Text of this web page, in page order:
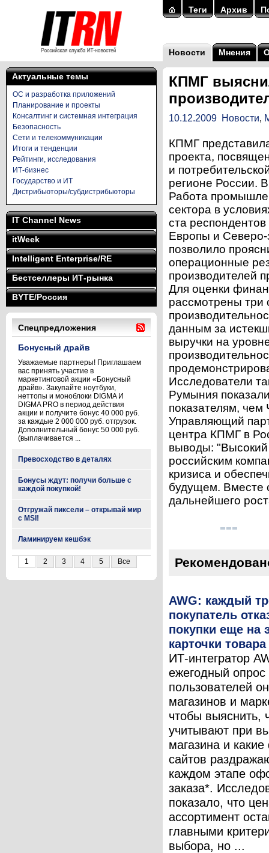
Теги Архив
Новости Мнения
Актуальные темы
ОС и разработка приложений
Планирование и проекты
Консалтинг и системная интеграция
Безопасность
Сети и телекоммуникации
Итоги и тенденции
Рейтинги, исследования
ИТ-бизнес
Государство и ИТ
Дистрибьюторы/субдистрибьюторы
IT Channel News
itWeek
Intelligent Enterprise/RE
Бестселлеры ИТ-рынка
BYTE/Россия
Спецпредложения
Бонусный драйв
Уважаемые партнеры! Приглашаем
вас принять участие в
маркетинговой акции «Бонусный
драйв». Закупайте ноутбуки,
неттопы и моноблоки DIGMA И
DIGMA PRO в период действия
акции и получите бонус 40 000 руб.
за каждые 2 000 000 руб. отгрузок.
Дополнительный бонус 50 000 руб.
(выплачивается ...
Превосходство в деталях
Бонусы ждут: получи больше с
каждой покупкой!
Отгружай пиксели – открывай мир
с MSI!
Ламинируем кешбэк
1 2 3 4 5 Все
КПМГ
10.12.2009 Новости,
КПМГ
проекта,
и
регионе России.
Работа
сектора в
ста
Европы и Северо-
позволило
операционные
производителей
Для оценки
рассмотрены три
данным за
выручки на
Исследователи
Румыния
показателям,
Управляющий
центра КПМГ в
выводы: "Высокий
российским
кризиса и
будущем. Вместе
дальнейшего
AWG: каждый
покупатель
покупки еще на
карточки товара
ИТ-интегратор
ежегодный опрос
пользователей
магазинов и
чтобы выяснить,
учитывают при
магазина и
сайтов
каждом этапе
заказа*.
показало, что
ассортимент
главными
выбора, но ...